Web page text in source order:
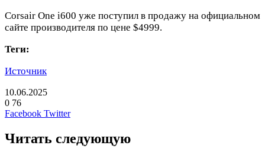
Corsair One i600 уже поступил в продажу на официальном
сайте производителя по цене $4999.
Теги:
Источник
10.06.2025
0 76
Facebook TwitterLinkedIn
Pinterest
Вконтакте
Одноклассники
Skype
WhatsApp
Telegram
Viber
Читать следующую